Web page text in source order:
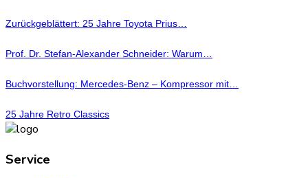
Zurückgeblättert: 25 Jahre Toyota Prius…
Prof. Dr. Stefan-Alexander Schneider: Warum…
Buchvorstellung: Mercedes-Benz – Kompressor mit…
25 Jahre Retro Classics
Service